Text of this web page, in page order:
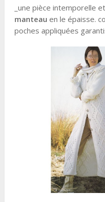
_une pièce intemporelle
manteau en le épaisse.
poches appliquées